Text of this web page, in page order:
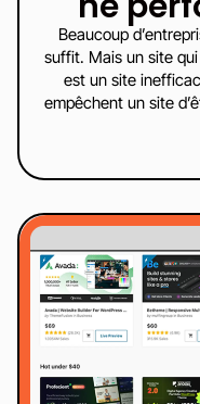
Beaucoup
suffit. Mais un site
est un site
empêchent un site